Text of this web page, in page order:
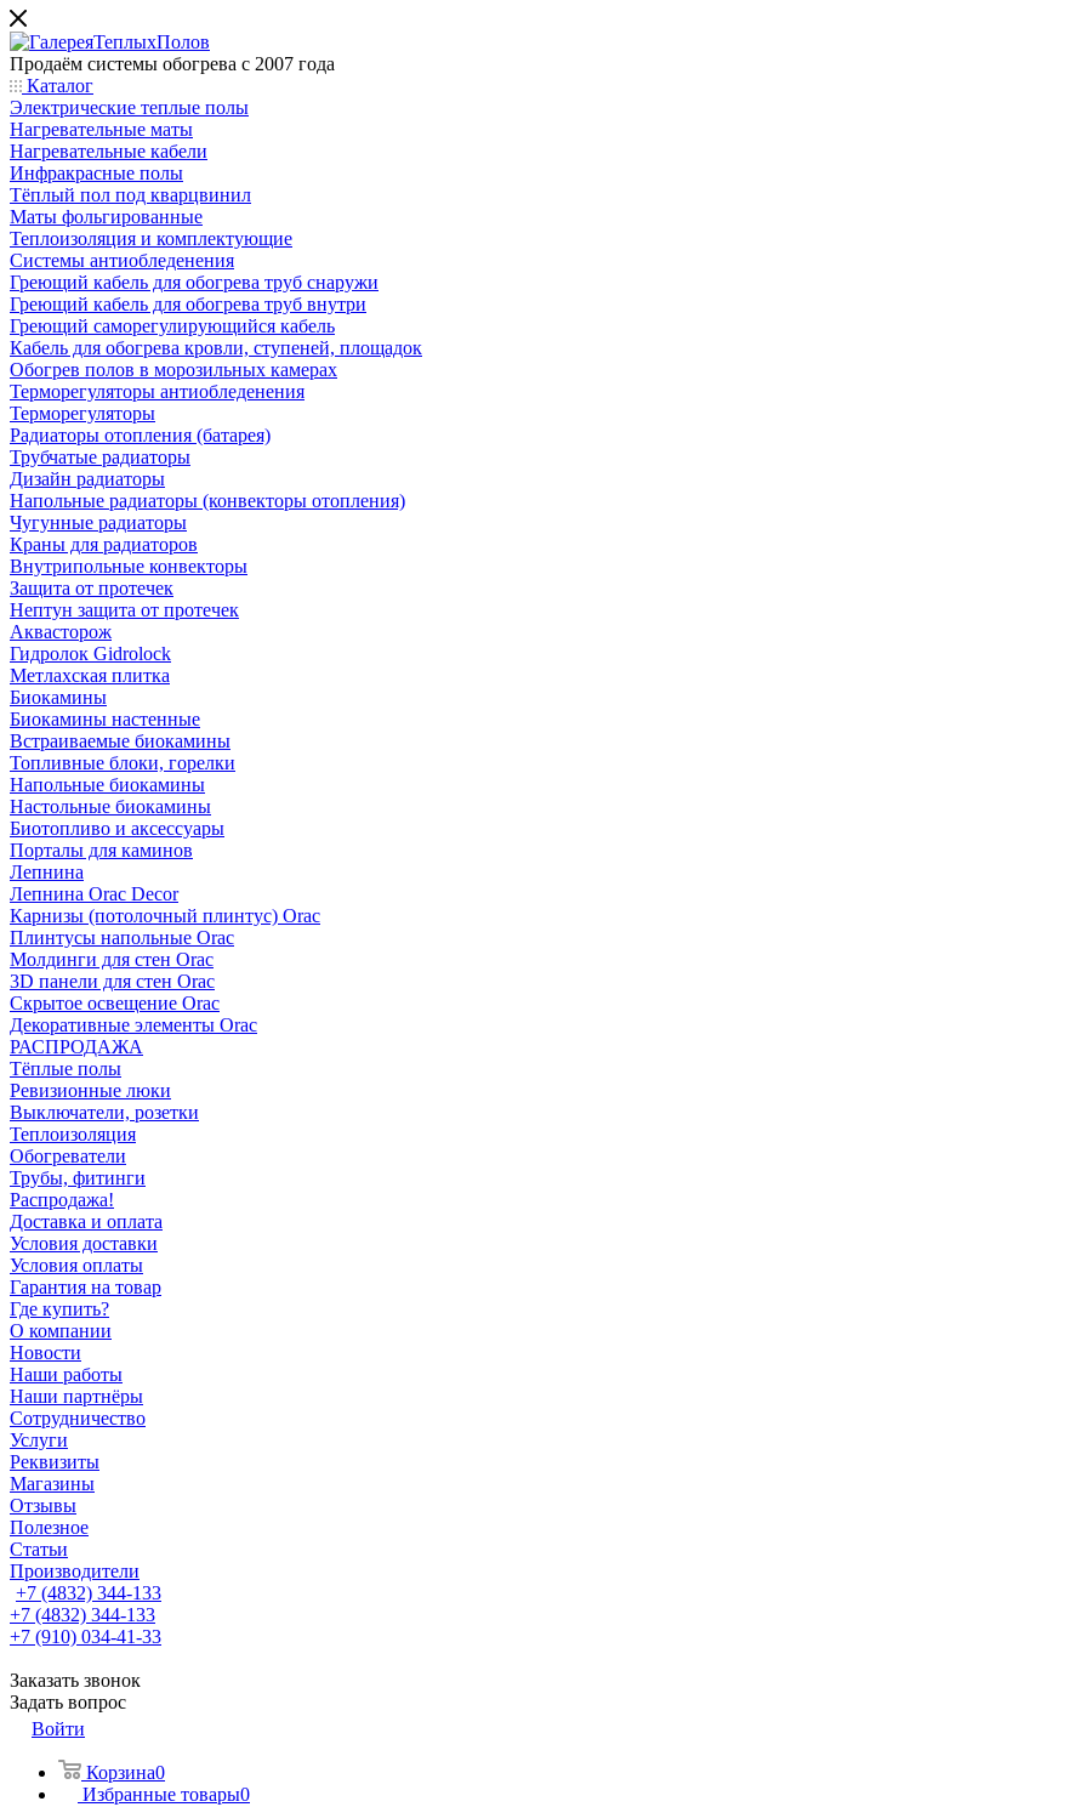
Продаём системы обогрева с 2007 года
Каталог
Электрические теплые полы
Нагревательные маты
Нагревательные кабели
Инфракрасные полы
Тёплый пол под кварцвинил
Маты фольгированные
Теплоизоляция и комплектующие
Системы антиобледенения
Греющий кабель для обогрева труб снаружи
Греющий кабель для обогрева труб внутри
Греющий саморегулирующийся кабель
Кабель для обогрева кровли, ступеней, площадок
Обогрев полов в морозильных камерах
Терморегуляторы антиобледенения
Терморегуляторы
Радиаторы отопления (батарея)
Трубчатые радиаторы
Дизайн радиаторы
Напольные радиаторы (конвекторы отопления)
Чугунные радиаторы
Краны для радиаторов
Внутрипольные конвекторы
Защита от протечек
Нептун защита от протечек
Аквасторож
Гидролок Gidrolock
Метлахская плитка
Биокамины
Биокамины настенные
Встраиваемые биокамины
Топливные блоки, горелки
Напольные биокамины
Настольные биокамины
Биотопливо и аксессуары
Порталы для каминов
Лепнина
Лепнина Orac Decor
Карнизы (потолочный плинтус) Orac
Плинтусы напольные Orac
Молдинги для стен Orac
3D панели для стен Orac
Скрытое освещение Orac
Декоративные элементы Orac
РАСПРОДАЖА
Тёплые полы
Ревизионные люки
Выключатели, розетки
Теплоизоляция
Обогреватели
Трубы, фитинги
Распродажа!
Доставка и оплата
Условия доставки
Условия оплаты
Гарантия на товар
Где купить?
О компании
Новости
Наши работы
Наши партнёры
Сотрудничество
Услуги
Реквизиты
Магазины
Отзывы
Полезное
Статьи
Производители
+7 (4832) 344-133
+7 (4832) 344-133
+7 (910) 034-41-33
Заказать звонок
Задать вопрос
Войти
Корзина0
Избранные товары0